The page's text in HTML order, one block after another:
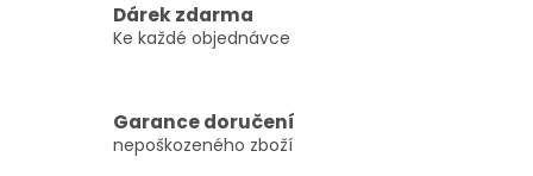
Dárek zdarma
Ke každé objednávce
Garance doručení
nepoškozeného zboží